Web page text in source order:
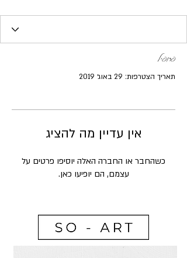
פרופיל
תאריך הצטרפות: 29 באוג׳ 2019
אין עדיין מה להציג
כשהחבר או החברה האלה יוסיפו פרטים על
עצמם, הם יופיעו כאן.